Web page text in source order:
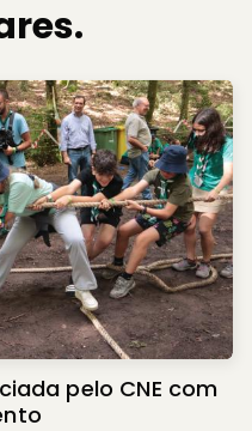
pelo CNE com